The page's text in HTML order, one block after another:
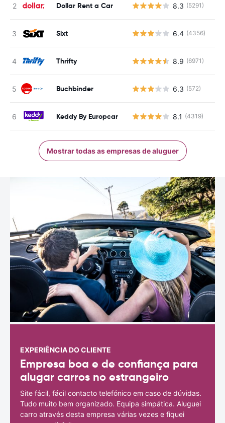
Dollar Rent a Car 8.3 (5291)
Sixt 6.4 (4356)
Thrifty 8.9 (6971)
Buchbinder 6.3 (572)
Keddy By Europcar 8.1 (4319)
Mostrar todas as empresas de aluguer
EXPERIÊNCIA DO CLIENTE
Empresa boa e de confiança para
alugar carros no estrangeiro
Site fácil, fácil contacto telefónico em caso de dúvidas.
Tudo muito bem organizado. Equipa simpática. Aluguei
carro através desta empresa várias vezes e fiquei